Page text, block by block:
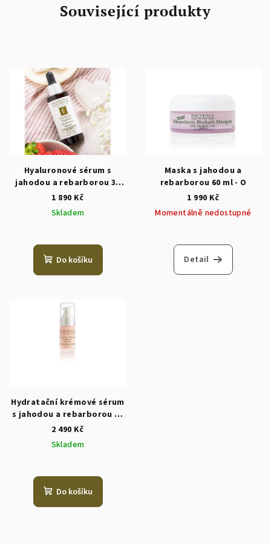
Související produkty
Hyaluronové sérum s
jahodou a rebarborou 30
ml
1 890 Kč
Skladem
Do košíku
Maska s jahodou a
rebarborou 60 ml - O
1 990 Kč
Momentálně nedostupné
Detail
Hydratační krémové sérum
s jahodou a rebarborou 35
ml
2 490 Kč
Skladem
Do košíku